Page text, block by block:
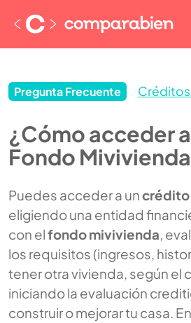
Pregunta Frecuente
¿Cómo acceder
Fondo
Puedes acceder a uncrédito
eligiendo una entidad
con elfondo mivivienda,
los requisitos (ingresos,
tener otra vivienda, según el
iniciando la evaluación
construir o mejorar tu casa.